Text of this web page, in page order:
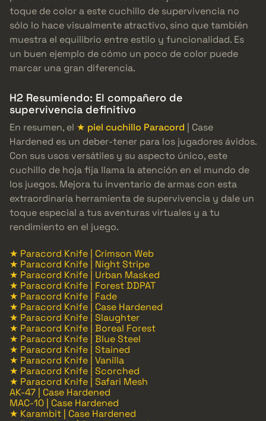
toque de color a este cuchillo de supervivencia no
sólo lo hace visualmente atractivo, sino que también
muestra el equilibrio entre estilo y funcionalidad. Es
un buen ejemplo de cómo un poco de color puede
marcar una gran diferencia.
H2 Resumiendo: El compañero de
supervivencia definitivo
En resumen, el ★ piel cuchillo Paracord | Case
Hardened es un deber-tener para los jugadores ávidos.
Con sus usos versátiles y su aspecto único, este
cuchillo de hoja fija llama la atención en el mundo de
los juegos. Mejora tu inventario de armas con esta
extraordinaria herramienta de supervivencia y dale un
toque especial a tus aventuras virtuales y a tu
rendimiento en el juego.
★ Paracord Knife | Crimson Web
★ Paracord Knife | Night Stripe
★ Paracord Knife | Urban Masked
★ Paracord Knife | Forest DDPAT
★ Paracord Knife | Fade
★ Paracord Knife | Case Hardened
★ Paracord Knife | Slaughter
★ Paracord Knife | Boreal Forest
★ Paracord Knife | Blue Steel
★ Paracord Knife | Stained
★ Paracord Knife | Vanilla
★ Paracord Knife | Scorched
★ Paracord Knife | Safari Mesh
AK-47 | Case Hardened
MAC-10 | Case Hardened
★ Karambit | Case Hardened